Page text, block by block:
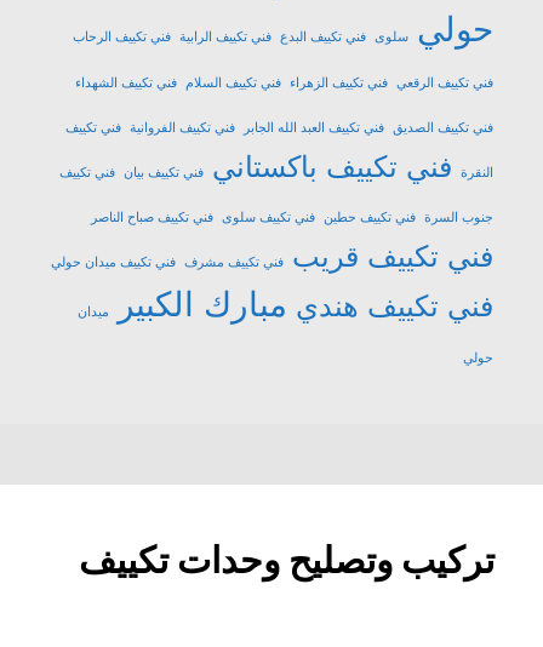
حولي سلوى فني تكييف البدع فني تكييف الرابية فني تكييف الرحاب
فني تكييف الرقعي فني تكييف الزهراء فني تكييف السلام فني تكييف الشهداء
فني تكييف الصديق فني تكييف العبد الله الجابر فني تكييف الفروانية فني تكييف
النقرة فني تكييف باكستاني فني تكييف بيان فني تكييف
جنوب السرة فني تكييف حطين فني تكييف سلوى فني تكييف صباح الناصر
فني تكييف قريب فني تكييف مشرف فني تكييف ميدان حولي
فني تكييف هندي مبارك الكبير ميدان
حولي
تركيب وتصليح وحدات تكييف